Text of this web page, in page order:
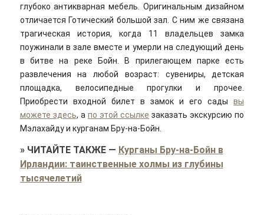
глубоко антикварная мебель. Оригинальным дизайном
отличается Готический большой зал. С ним же связана
трагическая история, когда 11 владельцев замка
поужинали в зале вместе и умерли на следующий день
в битве на реке Бойн. В прилегающем парке есть
развлечения на любой возраст: сувениры, детская
площадка, велосипедные прогулки и прочее.
Приобрести входной билет в замок и его садывы
можете здесь, а по этой ссылке заказать экскурсию по
Мэлахайду и курганам Бру-на-Бойн.
» ЧИТАЙТЕ ТАКЖЕ— Курганы Бру-на-Бойн в
Ирландии: таинственные холмы из глубины
тысячелетий